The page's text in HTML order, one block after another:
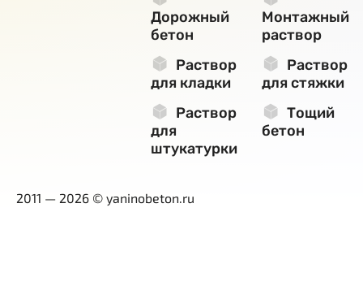
Дорожный
бетон
Монтажный
раствор
Раствор
для кладки
Раствор
для стяжки
Раствор
для
штукатурки
Тощий
бетон
2011 — 2026 © yaninobeton.ru